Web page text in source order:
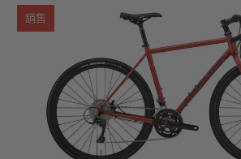
銷售